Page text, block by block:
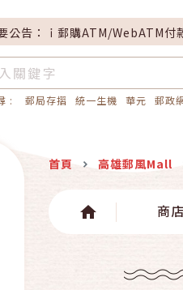
公告：ｉ郵購ATM/WebATM付
: 郵局存摺 統一生機 華元 郵政
首頁 高雄郵風Mall
商